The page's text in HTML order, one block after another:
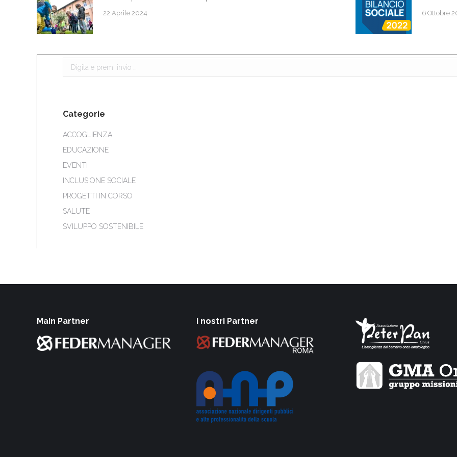
22 Aprile 2024 6 Ottobre
Cerca:
Categorie
ACCOGLIENZA
EDUCAZIONE
EVENTI
INCLUSIONE SOCIALE
PROGETTI IN CORSO
SALUTE
SVILUPPO SOSTENIBILE
Main Partner I nostri Partner